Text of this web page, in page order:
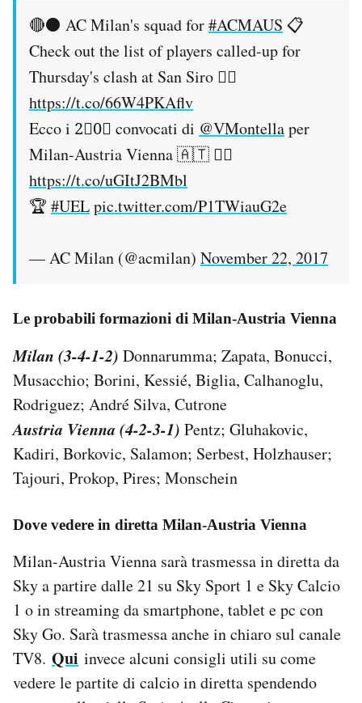
🔴⚫ AC Milan's squad for#ACMAUS 📋
Check out the list of players called-up for
Thursday's clash at San Siro 👉🏻
https://t.co/66W4PKAflv
Ecco i 2⃣0⃣ convocati di @VMontellaper
Milan-Austria Vienna 🇦🇹 👉🏻
https://t.co/uGItJ2BMbl
🏆 #UELpic.twitter.com/P1TWiauG2e
— AC Milan (@acmilan) November 22, 2017
Le probabili formazioni di Milan-Austria Vienna
Milan (3-4-1-2) Donnarumma; Zapata, Bonucci,
Musacchio; Borini, Kessié, Biglia, Calhanoglu,
Rodriguez; André Silva, Cutrone
Austria Vienna (4-2-3-1) Pentz; Gluhakovic,
Kadiri, Borkovic, Salamon; Serbest, Holzhauser;
Tajouri, Prokop, Pires; Monschein
Dove vedere in diretta Milan-Austria Vienna
Milan-Austria Vienna sarà trasmessa in diretta da
Sky a partire dalle 21 su Sky Sport 1 e Sky Calcio
1 o in streaming da smartphone, tablet e pc con
Sky Go. Sarà trasmessa anche in chiaro sul canale
TV8. Qui invece alcuni consigli utili su come
vedere le partite di calcio in diretta spendendo